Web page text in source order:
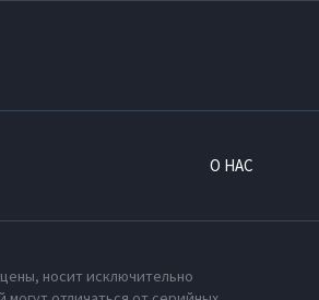
О НАС
носит исключительно